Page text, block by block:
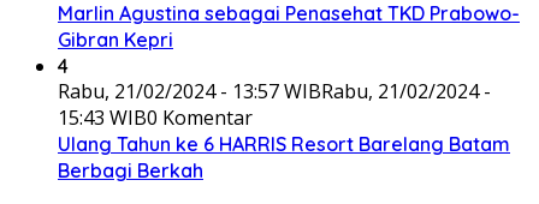
Marlin Agustina sebagai Penasehat TKD Prabowo-
Gibran Kepri
4
Rabu, 21/02/2024 - 13:57 WIBRabu, 21/02/2024 -
15:43 WIB0 Komentar
Ulang Tahun ke 6 HARRIS Resort Barelang Batam
Berbagi Berkah